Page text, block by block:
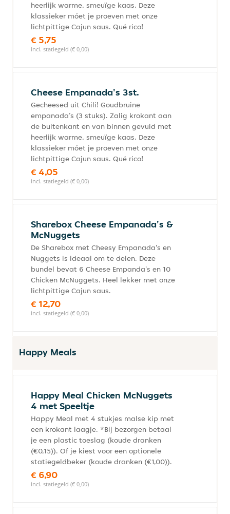
heerlijk warme, smeuïge kaas. Deze
klassieker móet je proeven met onze
lichtpittige Cajun saus. Qué rico!
€ 5,75
incl. statiegeld (€ 0,00)
Cheese Empanada's 3st.
Gecheesed uit Chili! Goudbruine
empanada’s (3 stuks). Zalig krokant aan
de buitenkant en van binnen gevuld met
heerlijk warme, smeuïge kaas. Deze
klassieker móet je proeven met onze
lichtpittige Cajun saus. Qué rico!
€ 4,05
incl. statiegeld (€ 0,00)
Sharebox Cheese Empanada's &
McNuggets
De Sharebox met Cheesy Empanada's en
Nuggets is ideaal om te delen. Deze
bundel bevat 6 Cheese Empanda's en 10
Chicken McNuggets. Heel lekker met onze
lichtpittige Cajun saus.
€ 12,70
incl. statiegeld (€ 0,00)
Happy Meals
Happy Meal Chicken McNuggets
4 met Speeltje
Happy Meal met 4 stukjes malse kip met
een krokant laagje. *Bij bezorgen betaal
je een plastic toeslag (koude dranken
(€0,15)). Of je kiest voor een optionele
statiegeldbeker (koude dranken (€1,00)).
€ 6,90
incl. statiegeld (€ 0,00)